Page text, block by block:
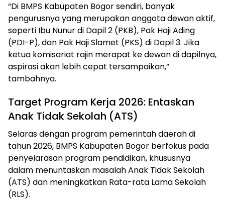
“Di BMPS Kabupaten Bogor sendiri, banyak
pengurusnya yang merupakan anggota dewan aktif,
seperti Ibu Nunur di Dapil 2 (PKB), Pak Haji Ading
(PDI-P), dan Pak Haji Slamet (PKS) di Dapil 3. Jika
ketua komisariat rajin merapat ke dewan di dapilnya,
aspirasi akan lebih cepat tersampaikan,”
tambahnya.
Target Program Kerja 2026: Entaskan
Anak Tidak Sekolah (ATS)
Selaras dengan program pemerintah daerah di
tahun 2026, BMPS Kabupaten Bogor berfokus pada
penyelarasan program pendidikan, khususnya
dalam menuntaskan masalah Anak Tidak Sekolah
(ATS) dan meningkatkan Rata-rata Lama Sekolah
(RLS).